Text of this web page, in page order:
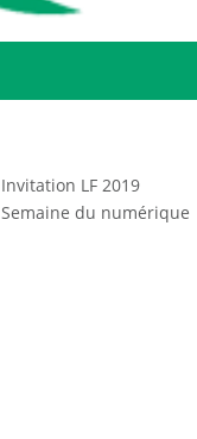
Invitation LF 2019
Semaine du numérique